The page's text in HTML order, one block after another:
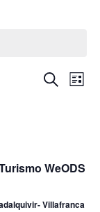
de
Buscar
Lista
WeODS
Villafranca